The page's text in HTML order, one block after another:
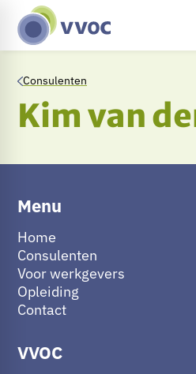
Consulenten
Kim van
Menu
Home
Consulenten
Voor werkgevers
Opleiding
Contact
VVOC